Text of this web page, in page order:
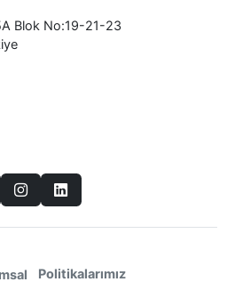
Blok No:19-21-23
Politikalarımız